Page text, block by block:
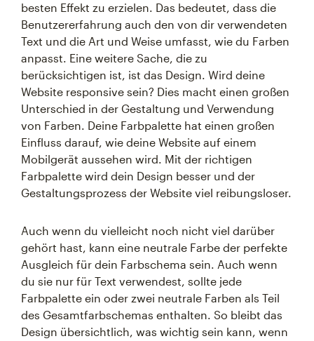
besten Effekt zu erzielen. Das bedeutet, dass die
Benutzererfahrung auch den von dir verwendeten
Text und die Art und Weise umfasst, wie du Farben
anpasst. Eine weitere Sache, die zu
berücksichtigen ist, ist das Design. Wird deine
Website responsive sein? Dies macht einen großen
Unterschied in der Gestaltung und Verwendung
von Farben. Deine Farbpalette hat einen großen
Einfluss darauf, wie deine Website auf einem
Mobilgerät aussehen wird. Mit der richtigen
Farbpalette wird dein Design besser und der
Gestaltungsprozess der Website viel reibungsloser.
Auch wenn du vielleicht noch nicht viel darüber
gehört hast, kann eine neutrale Farbe der perfekte
Ausgleich für dein Farbschema sein. Auch wenn
du sie nur für Text verwendest, sollte jede
Farbpalette ein oder zwei neutrale Farben als Teil
des Gesamtfarbschemas enthalten. So bleibt das
Design übersichtlich, was wichtig sein kann, wenn